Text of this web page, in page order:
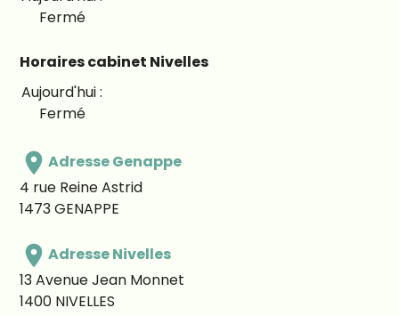
Fermé
Horaires cabinet Nivelles
Fermé
placeAdresse Genappe
4 rue Reine Astrid
1473GENAPPE
placeAdresse Nivelles
13 Avenue Jean Monnet
1400 NIVELLES